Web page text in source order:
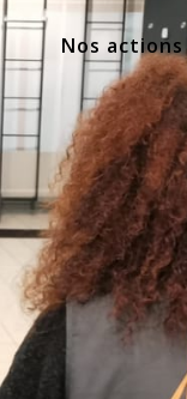
Nos actions